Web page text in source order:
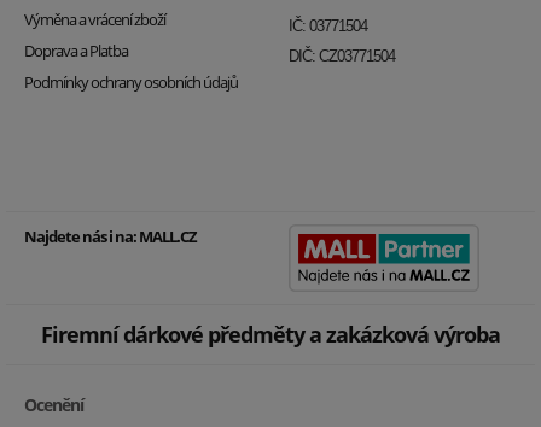
Výměna a vrácení zboží
Doprava a Platba
Podmínky ochrany osobních údajů
IČ: 03771504
DIČ: CZ03771504
Najdete nás i na:MALL.CZ
Firemní dárkové předměty a zakázková výroba
Ocenění